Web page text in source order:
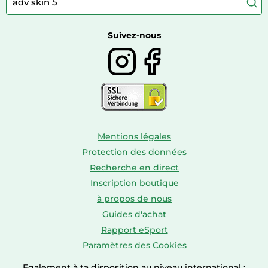
Caravaning
Autour du thé
Suivez-nous
Mentions légales
Protection des données
Recherche en direct
Inscription boutique
à propos de nous
Guides d'achat
Rapport eSport
Paramètres des Cookies